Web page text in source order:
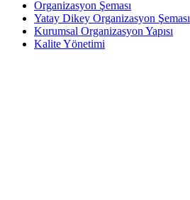
Organizasyon Şeması
Yatay Dikey Organizasyon Şeması
Kurumsal Organizasyon Yapısı
Kalite Yönetimi